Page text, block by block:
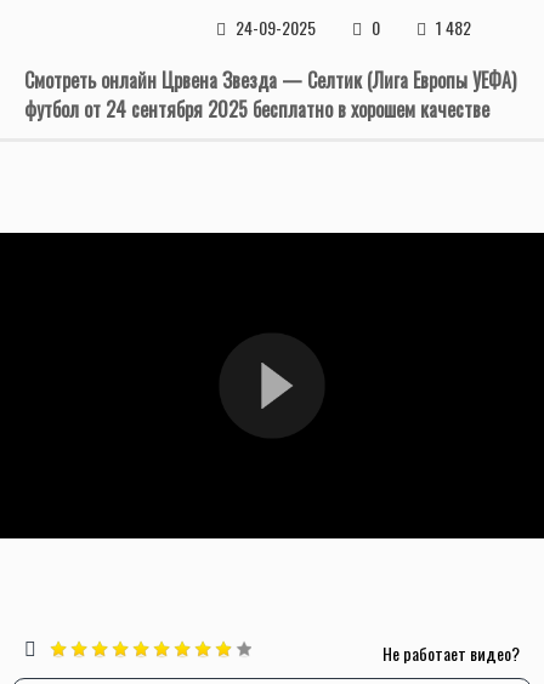
24-09-2025
0 1 482
Смотреть онлайн Црвена Звезда — Селтик (Лига Европы УЕФА)
футбол от 24 сентября 2025 бесплатно в хорошем качестве
Не работает видео?